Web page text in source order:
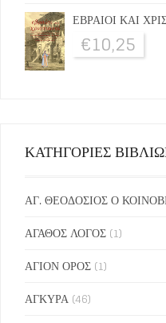
ΕΒΡΑΙΟΙ ΚΑΙ
€10,25
ΚΑΤΗΓΟΡΙΕΣ
ΑΓ. ΘΕΟΔΟΣΙΟΣ Ο
ΑΓΑΘΟΣ ΛΟΓΟΣ (1)
ΑΓΙΟΝ ΟΡΟΣ (1)
ΑΓΚΥΡΑ (46)